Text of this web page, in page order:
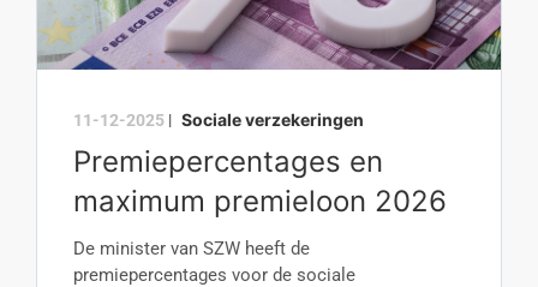
11-12-2025 | Sociale verzekeringen
Premiepercentages en
maximum premieloon 2026
De minister van SZW heeft de
premiepercentages voor de sociale